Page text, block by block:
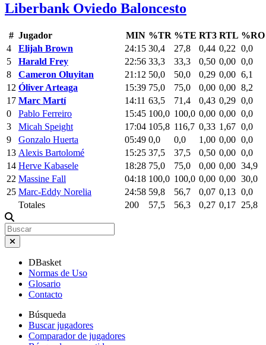
Liberbank Oviedo Baloncesto
# Jugador MIN %TR %TE RT3 RTL %RO
4
Elijah Brown 24:15 30,4 27,8 0,44 0,22 0,0
5
Harald Frey 22:56 33,3 33,3 0,50 0,00 0,0
8
Cameron Oluyitan 21:12 50,0 50,0 0,29 0,00 6,1
12 Óliver Arteaga 15:39 75,0 75,0 0,00 0,00 8,2
17 Marc Martí 14:11 63,5 71,4 0,43 0,29 0,0
0
Pablo Ferreiro 15:45 100,0 100,0 0,00 0,00 0,0
3
Micah Speight 17:04 105,8 116,7 0,33 1,67 0,0
9
Gonzalo Huerta 05:49 0,0 0,0 1,00 0,00 0,0
13 Alexis Bartolomé 15:25 37,5 37,5 0,50 0,00 0,0
14 Herve Kabasele 18:28 75,0 75,0 0,00 0,00 34,9
22 Massine Fall 04:18 100,0 100,0 0,00 0,00 30,0
25 Marc-Eddy Norelia 24:58 59,8 56,7 0,07 0,13 0,0
Totales
200 57,5 56,3 0,27 0,17 25,8
DBasket
Normas de Uso
Glosario
Contacto
Búsqueda
Buscar jugadores
Comparador de jugadores